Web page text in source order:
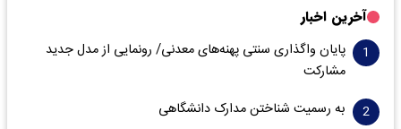
آخرین اخبار
پایان واگذاری‌ سنتی پهنه‌های معدنی/ رونمایی از مدل جدید
مشارکت
به رسمیت شناختن مدارک دانشگاهی